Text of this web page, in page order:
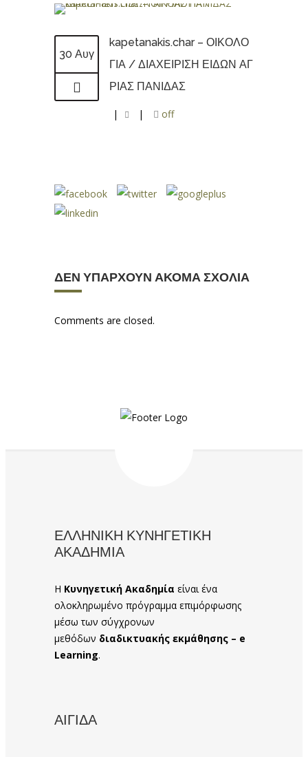
30 Αυγ
kapetanakis.char – ΟΙΚΟΛΟ
ΓΙΑ / ΔΙΑΧΕΙΡΙΣΗ ΕΙΔΩΝ ΑΓ
ΡΙΑΣ ΠΑΝΙΔΑΣ
| | off
ΔΕΝ ΥΠΆΡΧΟΥΝ ΑΚΌΜΑ ΣΧΌΛΙΑ
Comments are closed.
ΕΛΛΗΝΙΚΗ ΚΥΝΗΓΕΤΙΚΗ
ΑΚΑΔΗΜΙΑ
Η Κυνηγετική Ακαδημία είναι ένα
ολοκληρωμένο πρόγραμμα επιμόρφωσης
μέσω των σύγχρονων
μεθόδων διαδικτυακής εκμάθησης – e
Learning.
ΑΙΓΙΔΑ